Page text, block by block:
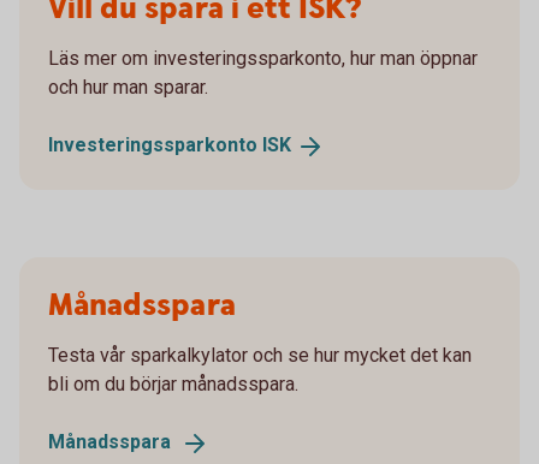
Vill du spara i ett ISK?
Läs mer om investeringssparkonto, hur man öppnar
och hur man sparar.
Investeringssparkonto ISK
Månadsspara
Testa vår sparkalkylator och se hur mycket det kan
bli om du börjar månadsspara.
Månadsspara